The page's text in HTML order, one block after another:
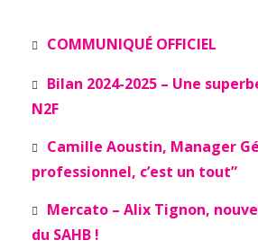
COMMUNIQUÉ OFFICIEL
Bilan 2024-2025 – Une
N2F
Camille Aoustin, Manager
professionnel, c’est un tout”
Mercato – Alix Tignon,
du SAHB !